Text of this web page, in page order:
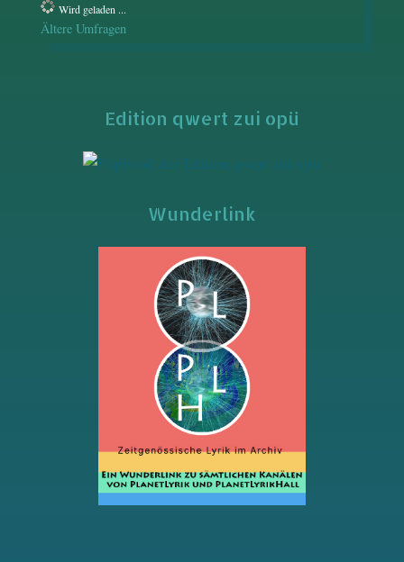
Wird geladen ...
Ältere Umfragen
Edition qwert zui opü
Wunderlink